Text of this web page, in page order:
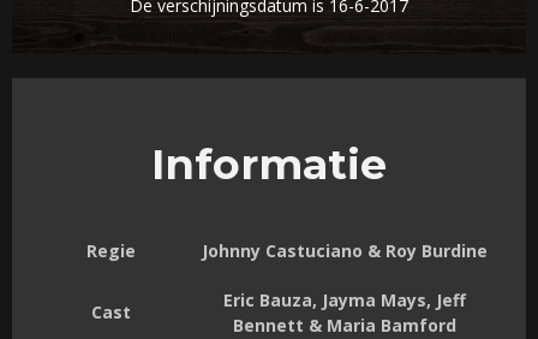
De verschijningsdatum is 16-6-2017
Informatie
Regie Johnny Castuciano & Roy Burdine
Cast
Eric Bauza, Jayma Mays, Jeff
Bennett & Maria Bamford